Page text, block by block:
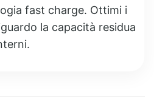
fast charge. Ottimi i
la capacità residua